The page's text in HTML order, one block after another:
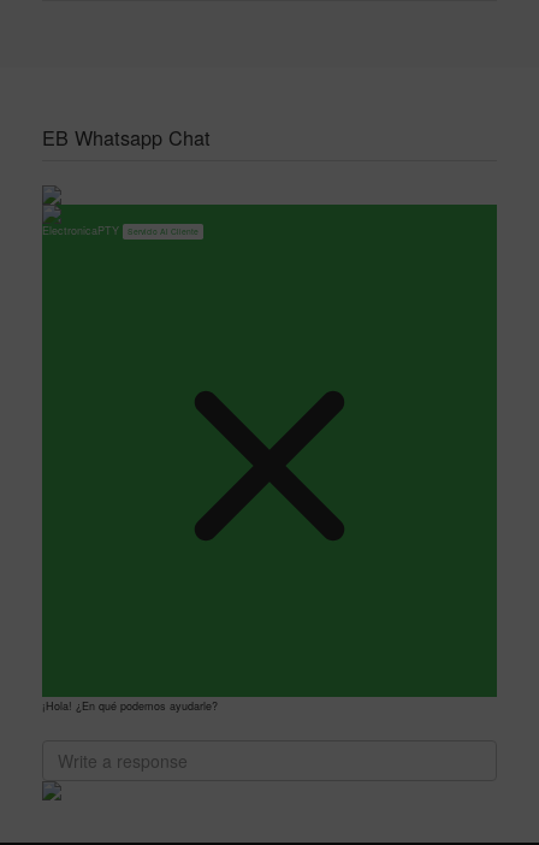
EB Whatsapp Chat
ElectronicaPTY Servicio Al Cliente
¡Hola! ¿En qué podemos ayudarle?